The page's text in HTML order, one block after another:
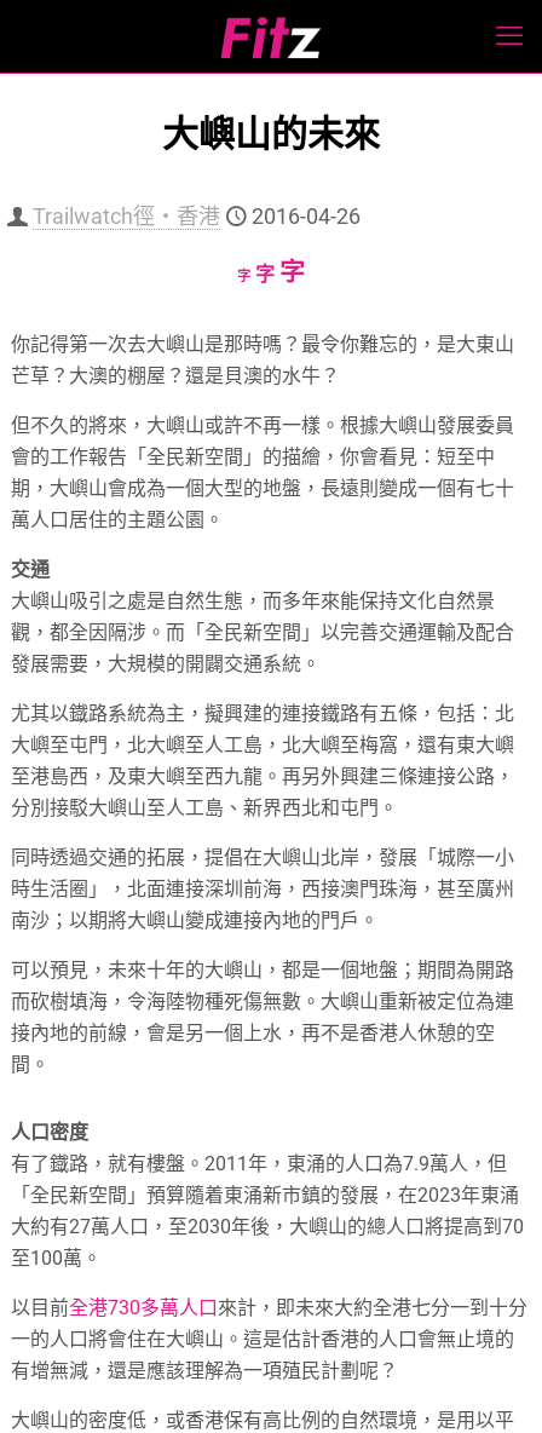
大嶼山的未來
Trailwatch徑‧香港 2016-04-26
字Decrease
size.
字Reset
size.
字Increase
size.
你記得第一次去大嶼山是那時嗎？最令你難忘的，是大東山
芒草？大澳的棚屋？還是貝澳的水牛？
但不久的將來，大嶼山或許不再一樣。根據大嶼山發展委員
會的工作報告「全民新空間」的描繪，你會看見：短至中
期，大嶼山會成為一個大型的地盤，長遠則變成一個有七十
萬人口居住的主題公園。
交通
大嶼山吸引之處是自然生態，而多年來能保持文化自然景
觀，都全因隔涉。而「全民新空間」以完善交通運輸及配合
發展需要，大規模的開闢交通系統。
尤其以鐡路系統為主，擬興建的連接鐵路有五條，包括：北
大嶼至屯門，北大嶼至人工島，北大嶼至梅窩，還有東大嶼
至港島西，及東大嶼至西九龍。再另外興建三條連接公路，
分別接駁大嶼山至人工島、新界西北和屯門。
同時透過交通的拓展，提倡在大嶼山北岸，發展「城際一小
時生活圈」，北面連接深圳前海，西接澳門珠海，甚至廣州
南沙；以期將大嶼山變成連接內地的門戶。
可以預見，未來十年的大嶼山，都是一個地盤；期間為開路
而砍樹填海，令海陸物種死傷無數。大嶼山重新被定位為連
接內地的前線，會是另一個上水，再不是香港人休憩的空
間。
人口密度
有了鐡路，就有樓盤。2011年，東涌的人口為7.9萬人，但
「全民新空間」預算隨着東涌新市鎮的發展，在2023年東涌
大約有27萬人口，至2030年後，大嶼山的總人口將提高到70
至100萬。
以目前全港730多萬人口來計，即未來大約全港七分一到十分
一的人口將會住在大嶼山。這是估計香港的人口會無止境的
有增無減，還是應該理解為一項殖民計劃呢？
大嶼山的密度低，或香港保有高比例的自然環境，是用以平